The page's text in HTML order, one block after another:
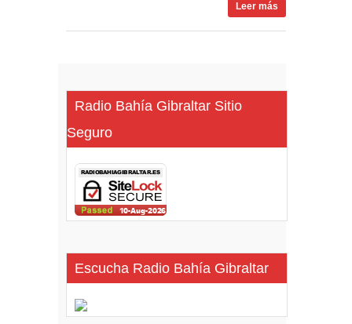
Leer más
Radio Bahía Gibraltar Sitio
Seguro
Escucha Radio Bahía Gibraltar